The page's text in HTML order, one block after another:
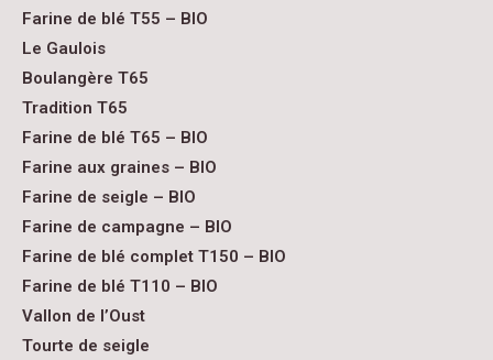
Farine de blé T55 – BIO
Le Gaulois
Boulangère T65
Tradition T65
Farine de blé T65 – BIO
Farine aux graines – BIO
Farine de seigle – BIO
Farine de campagne – BIO
Farine de blé complet T150 – BIO
Farine de blé T110 – BIO
Vallon de l’Oust
Tourte de seigle